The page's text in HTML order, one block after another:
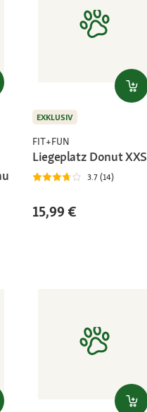
EXKLUSIV
FIT+FUN
Liegeplatz Donut XXS
3.7 (14)
15,99 €